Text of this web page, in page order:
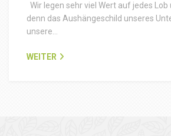
Wir legen sehr viel Wert auf jedes Lob
denn das Aushängeschild unseres
unsere…
WEITER